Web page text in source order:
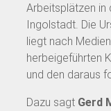
Arbeitsplätzen in
Ingolstadt. Die
liegt nach
herbeigeführten
und den daraus
Dazu sagt Gerd